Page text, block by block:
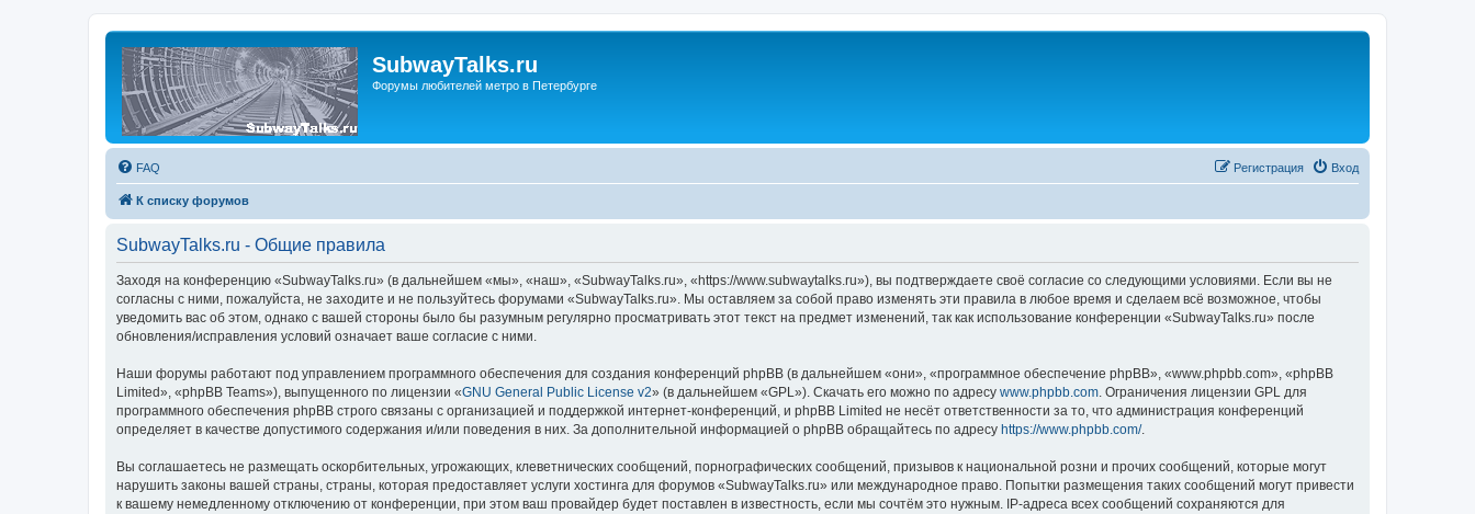
SubwayTalks.ru
Форумы любителей метро в Петербурге
FAQ Вход
Регистрация
К списку форумов
SubwayTalks.ru - Общие правила
Заходя на конференцию «SubwayTalks.ru» (в дальнейшем «мы», «наш», «SubwayTalks.ru», «https://www.subwaytalks.ru»), вы подтверждаете своё согласие со следующими условиями. Если вы не
согласны с ними, пожалуйста, не заходите и не пользуйтесь форумами «SubwayTalks.ru». Мы оставляем за собой право изменять эти правила в любое время и сделаем всё возможное, чтобы
уведомить вас об этом, однако с вашей стороны было бы разумным регулярно просматривать этот текст на предмет изменений, так как использование конференции «SubwayTalks.ru» после
обновления/исправления условий означает ваше согласие с ними.
Наши форумы работают под управлением программного обеспечения для создания конференций phpBB (в дальнейшем «они», «программное обеспечение phpBB», «www.phpbb.com», «phpBB
Limited», «phpBB Teams»), выпущенного по лицензии «GNU General Public License v2» (в дальнейшем «GPL»). Скачать его можно по адресу www.phpbb.com. Ограничения лицензии GPL для
программного обеспечения phpBB строго связаны с организацией и поддержкой интернет-конференций, и phpBB Limited не несёт ответственности за то, что администрация конференций
определяет в качестве допустимого содержания и/или поведения в них. За дополнительной информацией о phpBB обращайтесь по адресу https://www.phpbb.com/.
Вы соглашаетесь не размещать оскорбительных, угрожающих, клеветнических сообщений, порнографических сообщений, призывов к национальной розни и прочих сообщений, которые могут
нарушить законы вашей страны, страны, которая предоставляет услуги хостинга для форумов «SubwayTalks.ru» или международное право. Попытки размещения таких сообщений могут привести
к вашему немедленному отключению от конференции, при этом ваш провайдер будет поставлен в известность, если мы сочтём это нужным. IP-адреса всех сообщений сохраняются для